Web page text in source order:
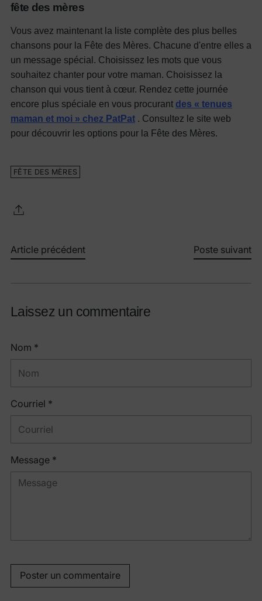
fête des mères
Vous avez maintenant la liste complète des plus belles
chansons pour la Fête des Mères. Chacune d'entre elles a
un message spécial. Choisissez les mots que vous
souhaitez chanter pour votre maman. Choisissez la
chanson qui vous tient à cœur. Rendez cette journée
encore plus spéciale en vous procurant des « tenues
maman et moi » chez PatPat . Consultez le site web
pour découvrir les options pour la Fête des Mères.
FÊTE DES MÈRES
Article précédent Poste suivant
Laissez un commentaire
Nom *
Courriel *
Message *
Poster un commentaire